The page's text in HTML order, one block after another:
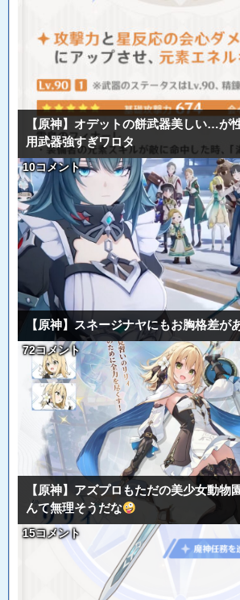
【原神】オデットの餅武器美しい…が
用武器強すぎワロタ
10コメント
【原神】スネージナヤにもお胸格差が
72コメント
【原神】アズプロもただの美少女動物
んて無理そうだな
15コメント